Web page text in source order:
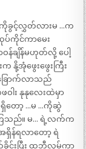
ကိုခွင့်လွှတ်လားမ …က
ကိုင်ကာမေး
ျိန်မဟုတ်လို့ ပေါ့
နို့အုံဖွေးဖွေးကြီး
ြောက်လာသည်
ါး နုနုလေးထဲမှာ
ရှိတော့ …မ …ကိုဆွဲ
ကြသည်။ မ… ရဲ့လက်က
န်ရလာတော့ ရဲ
းပြီး ထဘီလှမ်ကာ